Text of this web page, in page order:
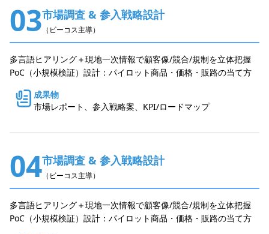
03市場調査 & 参入戦略設計
（ビーコス主導）
多言語ヒアリング＋現地一次情報で顧客像/競合/規制を立体把握
PoC（小規模検証）設計：パイロット商品・価格・販路の当て方
成果物
市場レポート、参入戦略案、KPI/ロードマップ
04市場調査 & 参入戦略設計
（ビーコス主導）
多言語ヒアリング＋現地一次情報で顧客像/競合/規制を立体把握
PoC（小規模検証）設計：パイロット商品・価格・販路の当て方